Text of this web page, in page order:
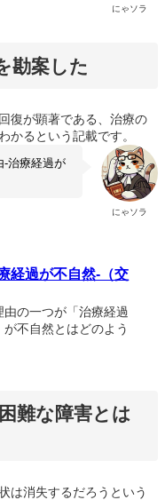
にゃソラ
勘案した
復が顕著である、治療の
かるという記載です。
にゃソラ
-治療経過が
経過が不自然-（交
の一つが「治療経過
不自然とはどのよう
難な障害とは
は消失するだろうという